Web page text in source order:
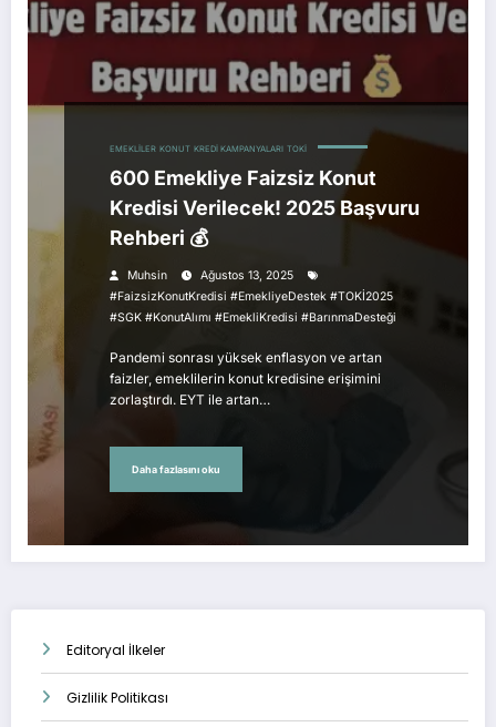
EMEKLILER KONUT KREDI KAMPANYALARI TOKI
600 Emekliye Faizsiz Konut
Kredisi Verilecek! 2025 Başvuru
Rehberi 💰
Muhsin
Ağustos 13, 2025
#FaizsizKonutKredisi #EmekliyeDestek #TOKİ2025
#SGK #KonutAlımı #EmekliKredisi #BarınmaDesteği
Pandemi sonrası yüksek enflasyon ve artan
faizler, emeklilerin konut kredisine erişimini
zorlaştırdı. EYT ile artan…
Daha fazlasını oku
Editoryal İlkeler
Gizlilik Politikası